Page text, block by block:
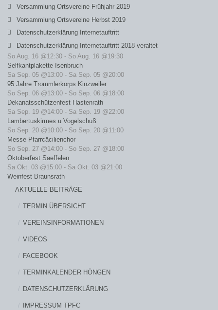
Versammlung Ortsvereine Frühjahr 2019
Versammlung Ortsvereine Herbst 2019
Datenschutzerklärung Internetauftritt
Datenschutzerklärung Internetauftritt 2018 veraltet
So Aug. 16 @12:30 - So Aug. 16 @19:30
Selfkantplakette Isenbruch
Sa Sep. 05 @13:00 - Sa Sep. 05 @20:00
95 Jahre Trommlerkorps Kinzweiler
So Sep. 06 @13:00 - So Sep. 06 @18:00
Dekanatsschützenfest Hastenrath
Sa Sep. 19 @14:00 - Sa Sep. 19 @22:00
Lambertuskirmes u Vogelschuß
So Sep. 20 @10:00 - So Sep. 20 @11:00
Messe Pfarrcäcilienchor
So Sep. 27 @14:00 - So Sep. 27 @18:00
Oktoberfest Saeffelen
Sa Okt. 03 @15:00 - Sa Okt. 03 @21:00
Weinfest Braunsrath
AKTUELLE BEITRÄGE
TERMIN ÜBERSICHT
VEREINSINFORMATIONEN
VIDEOS
FACEBOOK
TERMINKALENDER HÖNGEN
DATENSCHUTZERKLÄRUNG
IMPRESSUM TPFC